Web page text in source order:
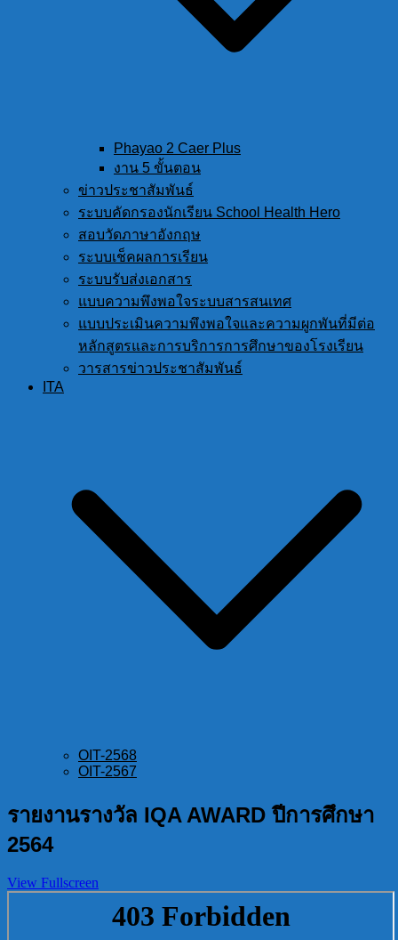
Phayao 2 Caer Plus
งาน 5 ขั้นตอน
ข่าวประชาสัมพันธ์
ระบบคัดกรองนักเรียน School Health Hero
สอบวัดภาษาอังกฤษ
ระบบเช็คผลการเรียน
ระบบรับส่งเอกสาร
แบบความพึงพอใจระบบสารสนเทศ
แบบประเมินความพึงพอใจและความผูกพันที่มีต่อ
หลักสูตรและการบริการการศึกษาของโรงเรียน
วารสารข่าวประชาสัมพันธ์
ITA
OIT-2568
OIT-2567
รายงานรางวัล IQA AWARD ปีการศึกษา
2564
View Fullscreen
Skip